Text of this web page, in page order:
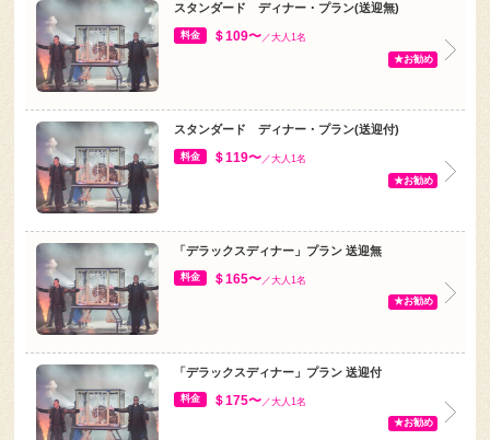
スタンダード ディナー・プラン(送迎無)
料金 ＄109〜／大人1名
★お勧め
スタンダード ディナー・プラン(送迎付)
料金 ＄119〜 ／大人1名
★お勧め
「デラックスディナー」プラン 送迎無
料金 ＄165〜 ／大人1名
★お勧め
「デラックスディナー」プラン 送迎付
料金 ＄175〜 ／大人1名
★お勧め